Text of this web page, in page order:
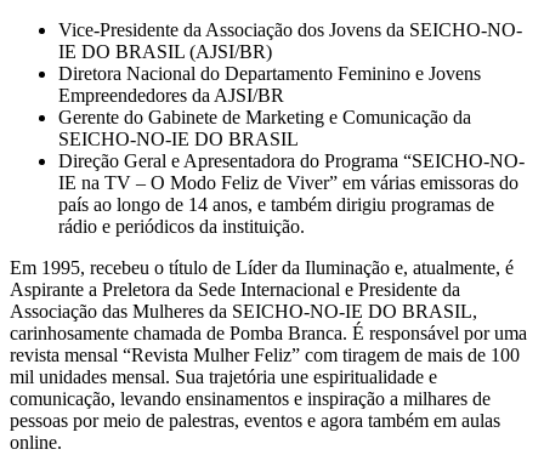
Vice-Presidente da Associação dos Jovens da SEICHO-NO-
IE DO BRASIL (AJSI/BR)
Diretora Nacional do Departamento Feminino e Jovens
Empreendedores da AJSI/BR
Gerente do Gabinete de Marketing e Comunicação da
SEICHO-NO-IE DO BRASIL
Direção Geral e Apresentadora do Programa “SEICHO-NO-
IE na TV – O Modo Feliz de Viver” em várias emissoras do
país ao longo de 14 anos, e também dirigiu programas de
rádio e periódicos da instituição.
Em 1995, recebeu o título de Líder da Iluminação e, atualmente, é
Aspirante a Preletora da Sede Internacional e Presidente da
Associação das Mulheres da SEICHO-NO-IE DO BRASIL,
carinhosamente chamada de Pomba Branca. É responsável por uma
revista mensal “Revista Mulher Feliz” com tiragem de mais de 100
mil unidades mensal. Sua trajetória une espiritualidade e
comunicação, levando ensinamentos e inspiração a milhares de
pessoas por meio de palestras, eventos e agora também em aulas
online.